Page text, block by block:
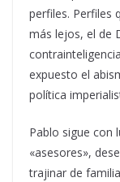
perfiles. Perfiles
más lejos, el de
expuesto el
política
Pablo sigue con
«asesores»,
trajinar de